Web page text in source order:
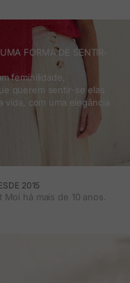
FORMA DE SENTIR-
feminilidade,
querem sentir-se elas
com uma elegância
2015
há mais de 10 anos.